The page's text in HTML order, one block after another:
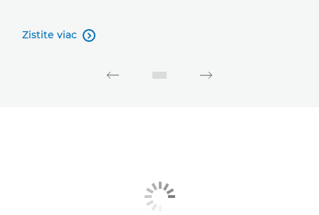
Zistite viac 